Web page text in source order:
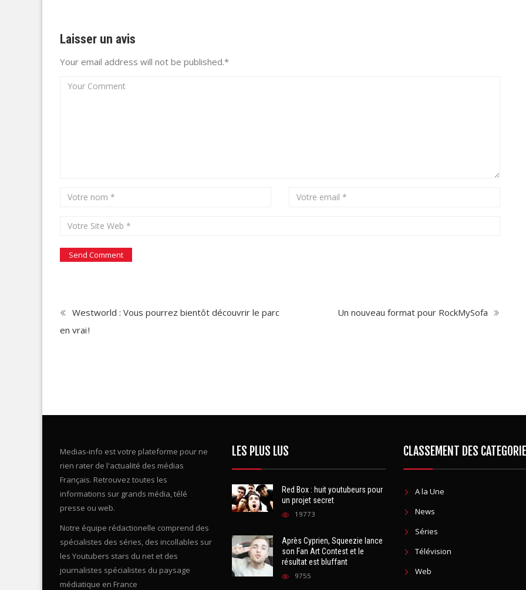
Your email address will not be published.*
en vrai !
rien rater de l'actualité des médias
Français. Retrouvez toutes les
informations sur grands média, télé
presse ou web.
Notre équipe rédactionelle comprend des
spécialistes des séries, des incollables sur
les Youtubers stars du net et des
journalistes spécialistes du paysage
médiatique en France
un projet secret
19773
son Fan Art Contest et le
résultat est bluffant
9755
News
Séries
Télévision
Web